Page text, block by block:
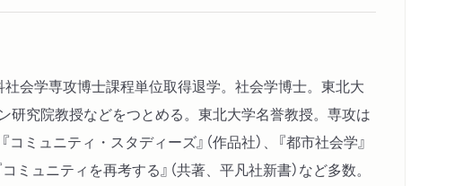
会学専攻博士課程単位取得退学。社会学博士。東北大
究院教授などをつとめる。東北大学名誉教授。専攻は
ミュニティ・スタディーズ』（作品社）、『都市社会学』
ミュニティを再考する』（共著、平凡社新書）など多数。